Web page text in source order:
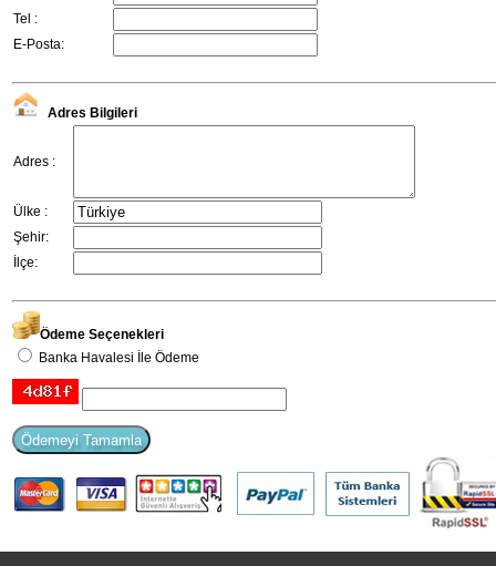
Tel :
E-Posta:
Adres Bilgileri
Adres :
Ülke :
Şehir:
İlçe:
Ödeme Seçenekleri
Banka Havalesi İle Ödeme